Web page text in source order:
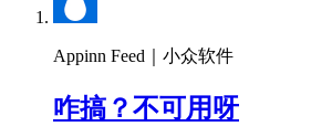
Appinn Feed｜小众软件
咋搞？不可用呀